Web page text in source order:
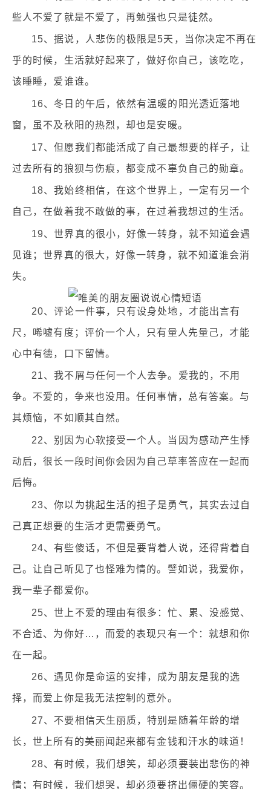
些人不爱了就是不爱了，再勉强也只是徒然。
15、据说，人悲伤的极限是5天，当你决定不再在
乎的时候，生活就好起来了，做好你自己，该吃吃，
该睡睡，爱谁谁。
16、冬日的午后，依然有温暖的阳光透近落地
窗，虽不及秋阳的热烈，却也是安暖。
17、但愿我们都能活成了自己最想要的样子，让
过去所有的狼狈与伤痕，都变成不辜负自己的勋章。
18、我始终相信，在这个世界上，一定有另一个
自己，在做着我不敢做的事，在过着我想过的生活。
19、世界真的很小，好像一转身，就不知道会遇
见谁；世界真的很大，好像一转身，就不知道谁会消
失。
20、评论一件事，只有设身处地，才能出言有
尺，唏嘘有度；评价一个人，只有量人先量己，才能
心中有德，口下留情。
21、我不屑与任何一个人去争。爱我的，不用
争。不爱的，争来也没用。任何事情，总有答案。与
其烦恼，不如顺其自然。
22、别因为心软接受一个人。当因为感动产生悸
动后，很长一段时间你会因为自己草率答应在一起而
后悔。
23、你以为挑起生活的担子是勇气，其实去过自
己真正想要的生活才更需要勇气。
24、有些傻话，不但是要背着人说，还得背着自
己。让自己听见了也怪难为情的。譬如说，我爱你，
我一辈子都爱你。
25、世上不爱的理由有很多：忙、累、没感觉、
不合适、为你好…，而爱的表现只有一个：就想和你
在一起。
26、遇见你是命运的安排，成为朋友是我的选
择，而爱上你是我无法控制的意外。
27、不要相信天生丽质，特别是随着年龄的增
长，世上所有的美丽闻起来都有金钱和汗水的味道！
28、有时候，我们想笑，却必须要装出悲伤的神
情；有时候，我们想哭，却必须要挤出僵硬的笑容。